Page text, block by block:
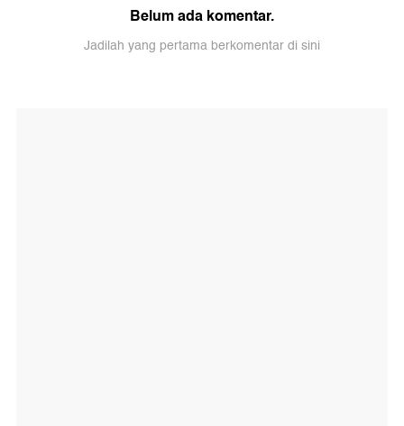
Belum ada komentar.
Jadilah yang pertama berkomentar di sini